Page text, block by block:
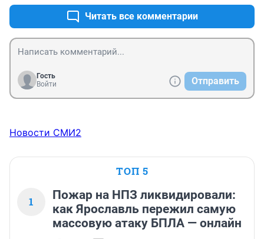
Читать все комментарии
Гость
Войти
Отправить
Новости СМИ2
ТОП 5
1
Пожар на НПЗ ликвидировали:
как Ярославль пережил самую
массовую атаку БПЛА — онлайн